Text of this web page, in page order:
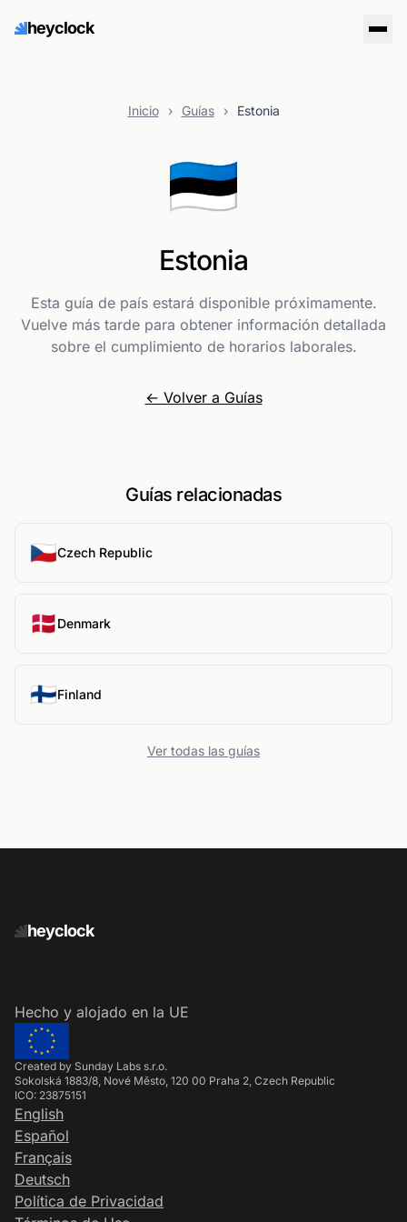
heyclock
Inicio › Guías › Estonia
🇪🇪
Estonia
Esta guía de país estará disponible próximamente.
Vuelve más tarde para obtener información detallada
sobre el cumplimiento de horarios laborales.
← Volver a Guías
Guías relacionadas
🇨🇿Czech Republic
🇩🇰Denmark
🇫🇮Finland
Ver todas las guías
heyclock
Hecho y alojado en la UE
Created by Sunday Labs s.r.o.
Sokolská 1883/8, Nové Město, 120 00 Praha 2, Czech Republic
ICO: 23875151
English
Español
Français
Deutsch
Política de Privacidad